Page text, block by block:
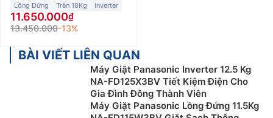
Lồng Đứng Trên 10Kg Inverter
11.650.000
13.450.000-13%
BÀI VIẾT LIÊN QUAN
Máy Giặt Panasonic Inverter 12.5 Kg
NA-FD125X3BV Tiết Kiệm Điện Cho
Gia Đình Đông Thành Viên
Máy Giặt Panasonic Lồng Đứng 11.5Kg